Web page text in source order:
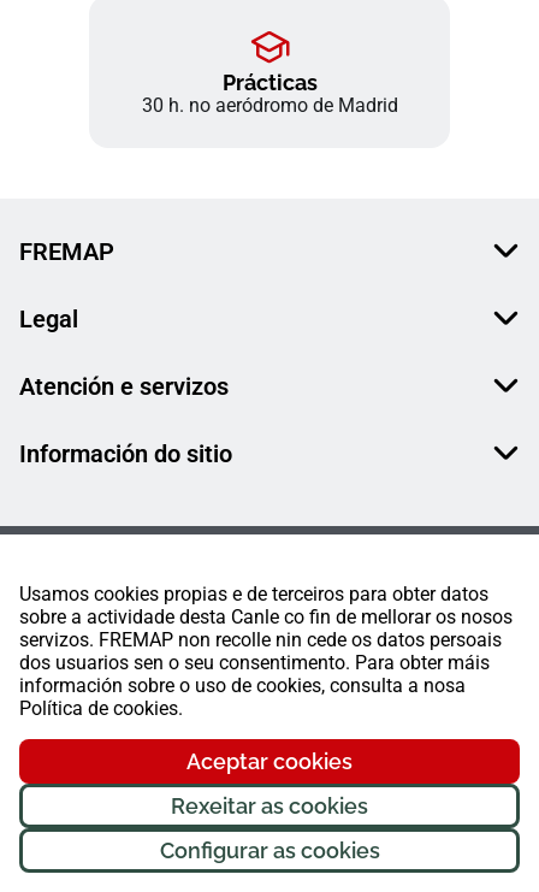
Usamos cookies propias e de terceiros para obter datos
sobre a actividade desta Canle co fin de mellorar os nosos
servizos. FREMAP non recolle nin cede os datos persoais
dos usuarios sen o seu consentimento. Para obter máis
información sobre o uso de cookies, consulta a nosa
Política de cookies.
Aceptar cookies
Rexeitar as cookies
Configurar as cookies
Prácticas
30 h. no aeródromo de Madrid
FREMAP
Legal
Atención e servizos
Información do sitio
FREMAP Ⓒ Todos os dereitos reservados